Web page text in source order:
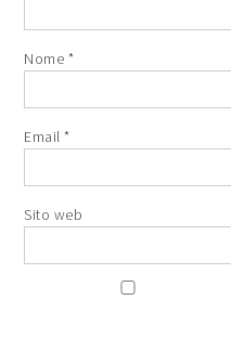
Nome *
Email*
Sito web